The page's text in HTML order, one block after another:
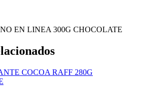
EN LINEA 300G CHOCOLATE